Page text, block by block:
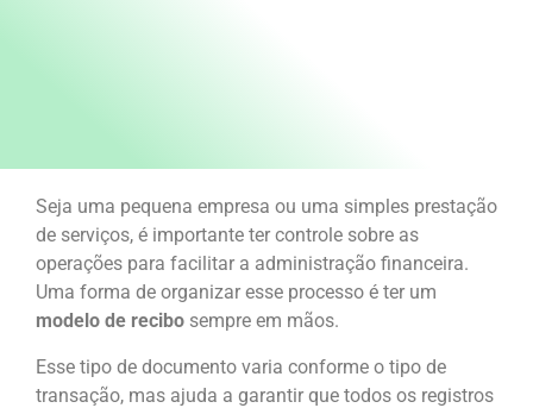
Seja uma pequena empresa ou uma simples prestação
de serviços, é importante ter controle sobre as
operações para facilitar a administração financeira.
Uma forma de organizar esse processo é ter um
modelo de recibo sempre em mãos.
Esse tipo de documento varia conforme o tipo de
transação, mas ajuda a garantir que todos os registros